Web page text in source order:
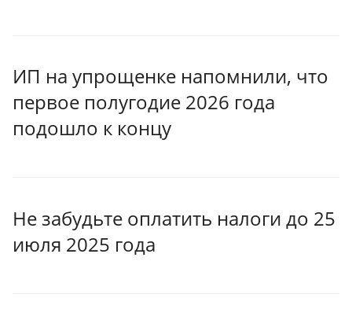
ИП на упрощенке напомнили, что
первое полугодие 2026 года
подошло к концу
Не забудьте оплатить налоги до 25
июля 2025 года